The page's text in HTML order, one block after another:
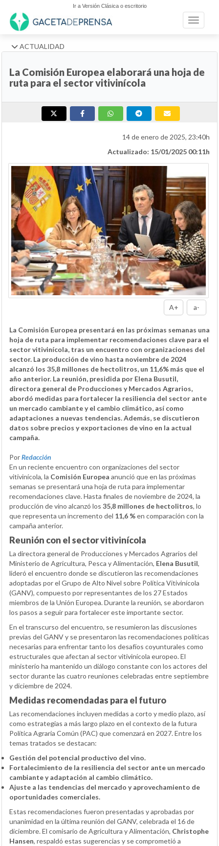
Ir a Versión Clásica o escritorio
Toggle
ACTUALIDAD
La Comisión Europea elaborará una hoja de
ruta para el sector vitivinícola
14 de enero de 2025, 23:40h
Actualizado: 15/01/2025 00:11h
A+ a-
La Comisión Europea presentará en las próximas semanas una
hoja de ruta para implementar recomendaciones clave para el
sector vitivinícola, tras un encuentro con organizaciones del
sector. La producción de vino hasta noviembre de 2024
alcanzó los 35,8 millones de hectolitros, un 11,6% más que el
año anterior. La reunión, presidida por Elena Busutil,
directora general de Producciones y Mercados Agrarios,
abordó medidas para fortalecer la resiliencia del sector ante
un mercado cambiante y el cambio climático, así como
adaptaciones a nuevas tendencias. Además, se discutieron
datos sobre precios y exportaciones de vino en la actual
campaña.
PorRedacción
En un reciente encuentro con organizaciones del sector
vitivinícola, la Comisión Europea anunció que en las próximas
semanas se presentará una hoja de ruta para implementar
recomendaciones clave. Hasta finales de noviembre de 2024, la
producción de vino alcanzó los 35,8 millones de hectolitros, lo
que representa un incremento del 11,6 %en comparación con la
campaña anterior.
Reunión con el sector vitivinícola
La directora general de Producciones y Mercados Agrarios del
Ministerio de Agricultura, Pesca y Alimentación, Elena Busutil,
lideró el encuentro donde se discutieron las recomendaciones
adoptadas por el Grupo de Alto Nivel sobre Política Vitivinícola
(GANV), compuesto por representantes de los 27 Estados
miembros de la Unión Europea. Durante la reunión, se abordaron
los pasos a seguir para fortalecer este importante sector.
En el transcurso del encuentro, se resumieron las discusiones
previas del GANV y se presentaron las recomendaciones políticas
necesarias para enfrentar tanto los desafíos coyunturales como
estructurales que afectan al sector vitivinícola europeo. El
ministerio ha mantenido un diálogo constante con los actores del
sector durante las cuatro reuniones celebradas entre septiembre
y diciembre de 2024.
Medidas recomendadas para el futuro
Las recomendaciones incluyen medidas a corto y medio plazo, así
como estrategias a más largo plazo en el contexto de la futura
Política Agraria Común (PAC) que comenzará en 2027. Entre los
temas tratados se destacan:
Gestión del potencial productivo del vino.
Fortalecimiento de la resiliencia del sector ante un mercado
cambiante y adaptación al cambio climático.
Ajuste a las tendencias del mercado y aprovechamiento de
oportunidades comerciales.
Estas recomendaciones fueron presentadas y aprobadas por
unanimidad en la última reunión del GANV, celebrada el 16 de
diciembre. El comisario de Agricultura y Alimentación, Christophe
Hansen, respaldó estas sugerencias y se comprometió a